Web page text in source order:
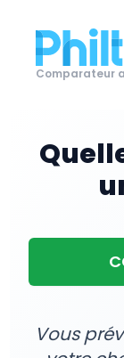
Comparateur
Vous